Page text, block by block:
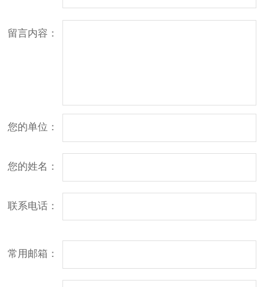
留言内容：
您的单位：
您的姓名：
联系电话：
常用邮箱：